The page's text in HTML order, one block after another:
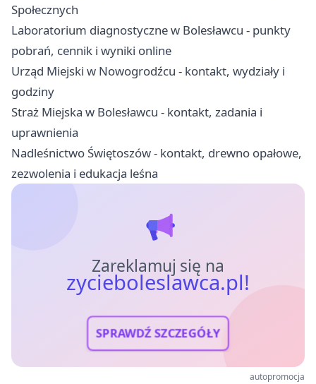
Społecznych
Laboratorium diagnostyczne w Bolesławcu - punkty
pobrań, cennik i wyniki online
Urząd Miejski w Nowogrodźcu - kontakt, wydziały i
godziny
Straż Miejska w Bolesławcu - kontakt, zadania i
uprawnienia
Nadleśnictwo Świętoszów - kontakt, drewno opałowe,
zezwolenia i edukacja leśna
Zareklamuj się na
zycieboleslawca.pl!
SPRAWDŹ SZCZEGÓŁY
autopromocja